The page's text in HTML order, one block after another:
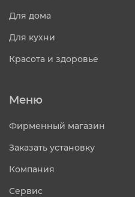
Для дома
Для кухни
Красота и здоровье
Меню
Фирменный магазин
Заказать установку
Компания
Сервис